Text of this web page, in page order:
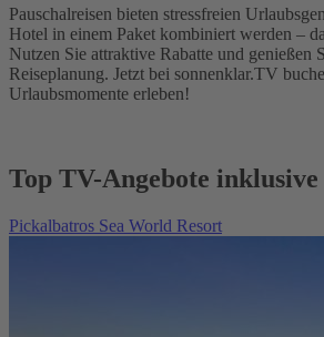
Pauschalreisen bieten stressfreien
Hotel in einem Paket kombiniert werden –
Nutzen Sie attraktive Rabatte und genießen
Reiseplanung. Jetzt bei sonnenklar.TV
Urlaubsmomente erleben!
Top TV-Angebote
Pickalbatros Sea World Resort